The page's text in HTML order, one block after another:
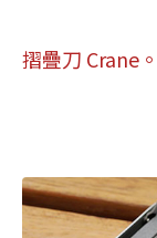
摺疊刀 Crane。